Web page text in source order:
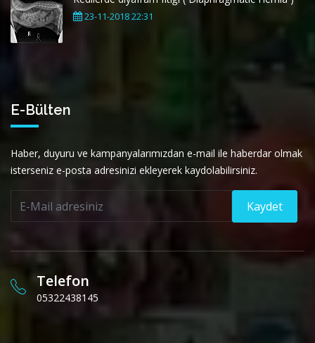
23-11-2018 22:31
E-Bülten
Haber, duyuru ve kampanyalarımızdan e-mail ile haberdar olmak
isterseniz e-posta adresinizi ekleyerek kaydolabilirsiniz.
Kaydet
Telefon
05322438145